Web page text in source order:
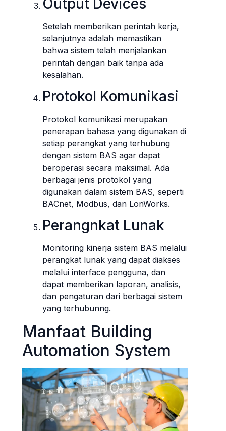
Output Devices
Setelah memberikan perintah kerja,
selanjutnya adalah memastikan
bahwa sistem telah menjalankan
perintah dengan baik tanpa ada
kesalahan.
Protokol Komunikasi
Protokol komunikasi merupakan
penerapan bahasa yang digunakan di
setiap perangkat yang terhubung
dengan sistem BAS agar dapat
beroperasi secara maksimal. Ada
berbagai jenis protokol yang
digunakan dalam sistem BAS, seperti
BACnet, Modbus, dan LonWorks.
Perangnkat Lunak
Monitoring kinerja sistem BAS melalui
perangkat lunak yang dapat diakses
melalui interface pengguna, dan
dapat memberikan laporan, analisis,
dan pengaturan dari berbagai sistem
yang terhubunng.
Manfaat Building
Automation System